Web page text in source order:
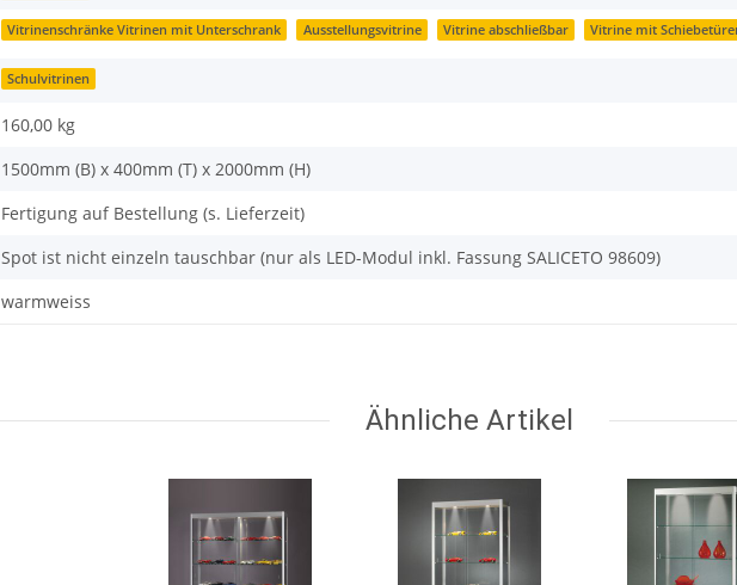
Vitrinenschränke Vitrinen mit Unterschrank Ausstellungsvitrine Vitrine abschließbar Vitrine mit
Schulvitrinen
160,00 kg
1500mm (B) x 400mm (T) x 2000mm (H)
Fertigung auf Bestellung (s. Lieferzeit)
Spot ist nicht einzeln tauschbar (nur als LED-Modul inkl. Fassung SALICETO 98609)
warmweiss
Ähnliche Artikel